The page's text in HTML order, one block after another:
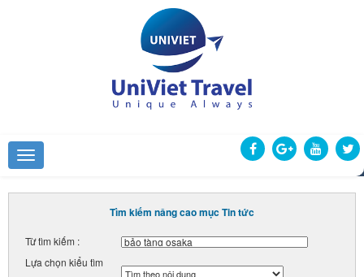
Tìm kiếm nâng cao mục Tin tức
Từ tìm kiếm :
Lựa chọn kiểu tìm